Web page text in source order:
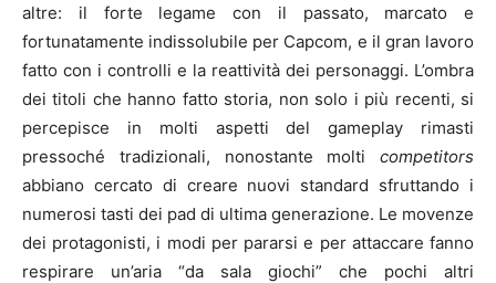
altre: il forte legame con il passato, marcato e
fortunatamente indissolubile per Capcom, e il gran lavoro
fatto con i controlli e la reattività dei personaggi. L’ombra
dei titoli che hanno fatto storia, non solo i più recenti, si
percepisce in molti aspetti del gameplay rimasti
pressoché tradizionali, nonostante molti competitors
abbiano cercato di creare nuovi standard sfruttando i
numerosi tasti dei pad di ultima generazione. Le movenze
dei protagonisti, i modi per pararsi e per attaccare fanno
respirare un’aria “da sala giochi” che pochi altri